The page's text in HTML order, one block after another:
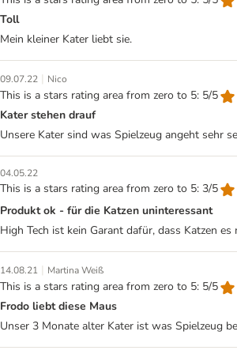
Toll
Mein kleiner Kater liebt sie.
09.07.22 | Nico
This is a stars rating area from zero to 5: 5/5
Kater stehen drauf
Unsere Kater sind was Spielzeug angeht sehr
04.05.22
This is a stars rating area from zero to 5: 3/5
Produkt ok - für die Katzen uninteressant
High Tech ist kein Garant dafür, dass Katzen es
14.08.21 | Martina Weiß
This is a stars rating area from zero to 5: 5/5
Frodo liebt diese Maus
Unser 3 Monate alter Kater ist was Spielzeug